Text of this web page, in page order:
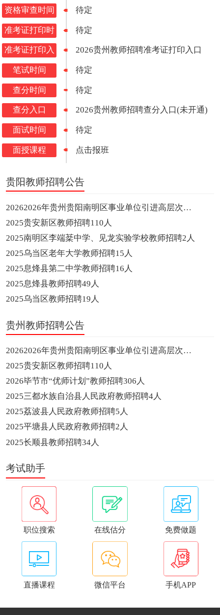
资格审查时间
准考证打印时
间
准考证打印入
口
笔试时间
查分时间
查分入口
面试时间
面授课程
待定
待定
2026贵州教师招聘准考证打印入口
待定
待定
2026贵州教师招聘查分入口(未开通)
待定
点击报班
贵阳教师招聘公告
20262026年贵州贵阳南明区事业单位引进高层次紧缺人才314名教师招聘314人
2025贵安新区教师招聘110人
2025南明区李端棻中学、见龙实验学校教师招聘2人
2025乌当区老年大学教师招聘15人
2025息烽县第二中学教师招聘16人
2025息烽县教师招聘49人
2025乌当区教师招聘19人
贵州教师招聘公告
20262026年贵州贵阳南明区事业单位引进高层次紧缺人才314名教师招聘314人
2025贵安新区教师招聘110人
2026毕节市“优师计划”教师招聘306人
2025三都水族自治县人民政府教师招聘4人
2025荔波县人民政府教师招聘5人
2025平塘县人民政府教师招聘2人
2025长顺县教师招聘34人
考试助手
职位搜索 在线估分 免费做题
直播课程 微信平台 手机APP